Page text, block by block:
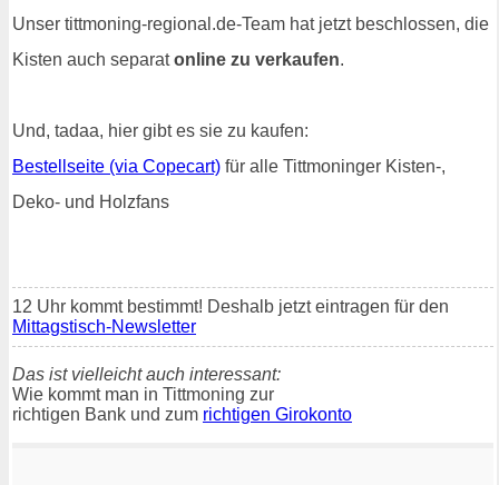
Unser tittmoning-regional.de-Team hat jetzt beschlossen, die
Kisten auch separatonline zu verkaufen.
Und, tadaa, hier gibt es sie zu kaufen:
Bestellseite (via Copecart) für alle Tittmoninger Kisten-,
Deko- und Holzfans
12 Uhr kommt bestimmt! Deshalb jetzt eintragen für den
Mittagstisch-Newsletter
Das ist vielleicht auch interessant:
Wie kommt man in Tittmoning zur
richtigen Bank und zum richtigen Girokonto